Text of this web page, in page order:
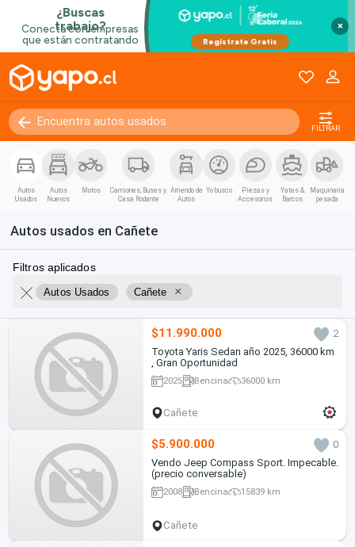
×
FILTRAR
Autos
Usados
Autos
Nuevos
Motos
Camiones, Buses y
Casa Rodante
Arriendo de
Autos
Yo busco
Piezas y
Accesorios
Yates &
Barcos
Maquinaria
pesada
Autos usados en Cañete
Filtros aplicados
Autos Usados Cañete ×
$11.990.000
2
Toyota Yaris Sedan año 2025, 36000 km
, Gran Oportunidad
2025 Bencina 36000 km
Cañete
$5.900.000
0
Vendo Jeep Compass Sport. Impecable.
(precio conversable)
2008 Bencina 15839 km
Cañete